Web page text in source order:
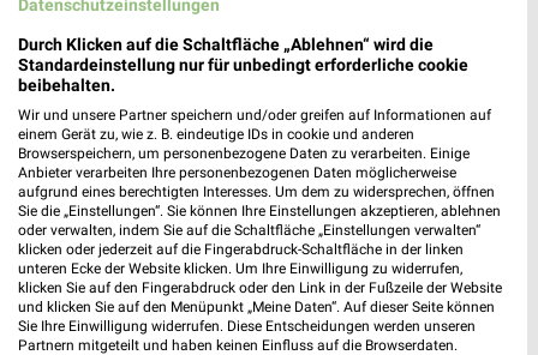
dm
Schulstraße 7
469,25 km
Drogerie & Parfümerie Angebote für Siegburg
und Umgebung
6 Prospekte
Müller Müller
Datenschutzeinstellungen
Durch Klicken auf die Schaltfläche „Ablehnen“ wird die
Standardeinstellung nur für unbedingt erforderliche cookie
beibehalten.
Wir und unsere Partner speichern und/oder greifen auf Informationen auf
einem Gerät zu, wie z. B. eindeutige IDs in cookie und anderen
Browserspeichern, um personenbezogene Daten zu verarbeiten. Einige
Anbieter verarbeiten Ihre personenbezogenen Daten möglicherweise
aufgrund eines berechtigten Interesses. Um dem zu widersprechen, öffnen
Sie die „Einstellungen“. Sie können Ihre Einstellungen akzeptieren, ablehnen
oder verwalten, indem Sie auf die Schaltfläche „Einstellungen verwalten“
klicken oder jederzeit auf die Fingerabdruck-Schaltfläche in der linken
unteren Ecke der Website klicken. Um Ihre Einwilligung zu widerrufen,
klicken Sie auf den Fingerabdruck oder den Link in der Fußzeile der Website
und klicken Sie auf den Menüpunkt „Meine Daten“. Auf dieser Seite können
Sie Ihre Einwilligung widerrufen. Diese Entscheidungen werden unseren
Partnern mitgeteilt und haben keinen Einfluss auf die Browserdaten.